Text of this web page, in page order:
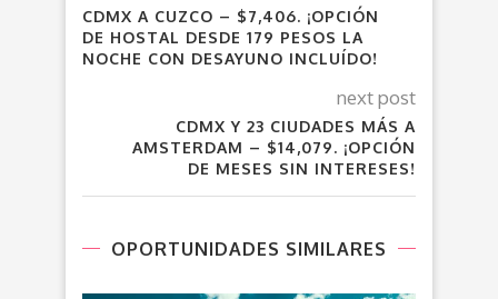
CDMX A CUZCO – $7,406. ¡OPCIÓN
DE HOSTAL DESDE 179 PESOS LA
NOCHE CON DESAYUNO INCLUÍDO!
next post
CDMX Y 23 CIUDADES MÁS A
AMSTERDAM – $14,079. ¡OPCIÓN
DE MESES SIN INTERESES!
OPORTUNIDADES SIMILARES